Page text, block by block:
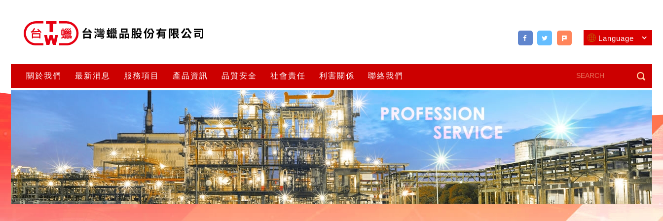
Language
關於我們 最新消息 服務項目 產品資訊 品質安全 社會責任 利害關係 聯絡我們